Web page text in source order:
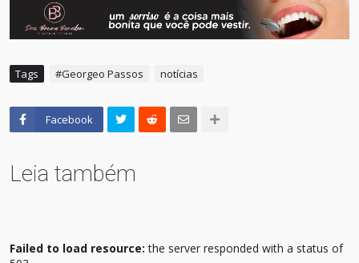
Tags #Georgeo Passos notícias
Facebook
Leia também
Failed to load resource: the server responded with a status of